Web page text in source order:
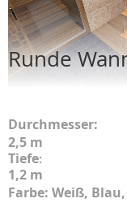
Runde
Durchmesser:
2,5 m
Tiefe:
1,2 m
Farbe: Weiß,